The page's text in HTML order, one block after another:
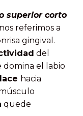
superior corto
nos referimos a
gingival.
del
el labio
hacia
quede